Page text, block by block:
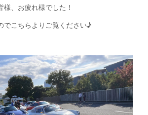
、お疲れ様でした！
でこちらよりご覧ください♪